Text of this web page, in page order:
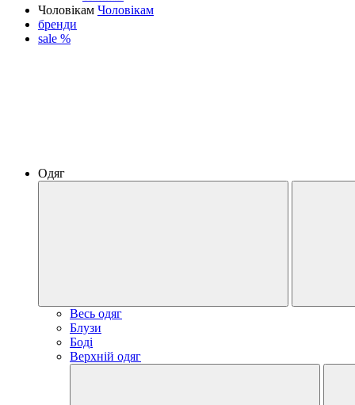
Чоловікам Чоловікам
бренди
sale %
Одяг
Весь одяг
Блузи
Боді
Верхній одяг